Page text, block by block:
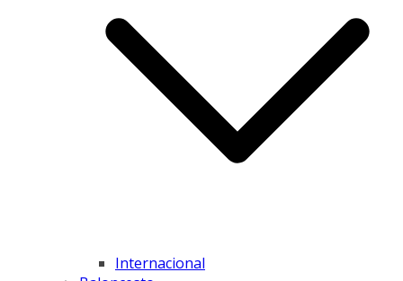
Internacional